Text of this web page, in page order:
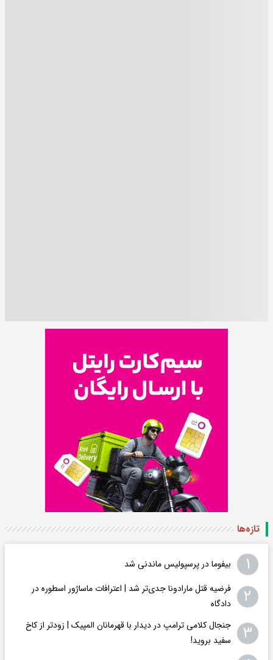
تازه‌ها
۱ بیفوما در پرسپولیس ماندنی شد
۲
فرضیه قتل مارادونا جدی‌تر شد | اعترافات ماساژور اسطوره در
دادگاه
۳
جنجال کلامی ترامپ در دیدار با قهرمانان المپیک | زودتر از کاخ
سفید بروید!